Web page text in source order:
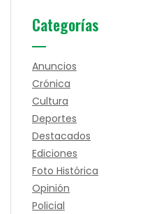
Categorías
Anuncios
Crónica
Cultura
Deportes
Destacados
Ediciones
Foto Histórica
Opinión
Policial